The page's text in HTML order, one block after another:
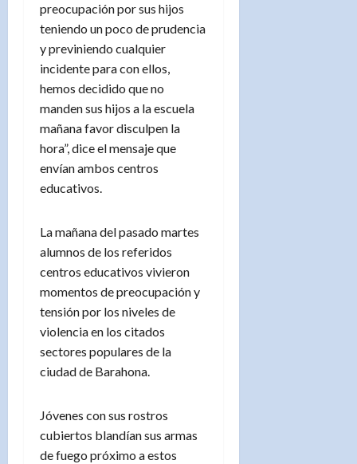
preocupación por sus hijos
teniendo un poco de prudencia
y previniendo cualquier
incidente para con ellos,
hemos decidido que no
manden sus hijos a la escuela
mañana favor disculpen la
hora”, dice el mensaje que
envían ambos centros
educativos.
La mañana del pasado martes
alumnos de los referidos
centros educativos vivieron
momentos de preocupación y
tensión por los niveles de
violencia en los citados
sectores populares de la
ciudad de Barahona.
Jóvenes con sus rostros
cubiertos blandían sus armas
de fuego próximo a estos